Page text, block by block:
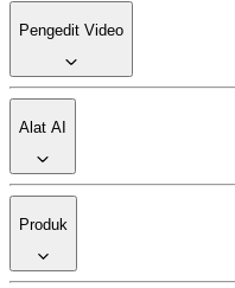
Pengedit Video
Alat AI
Produk